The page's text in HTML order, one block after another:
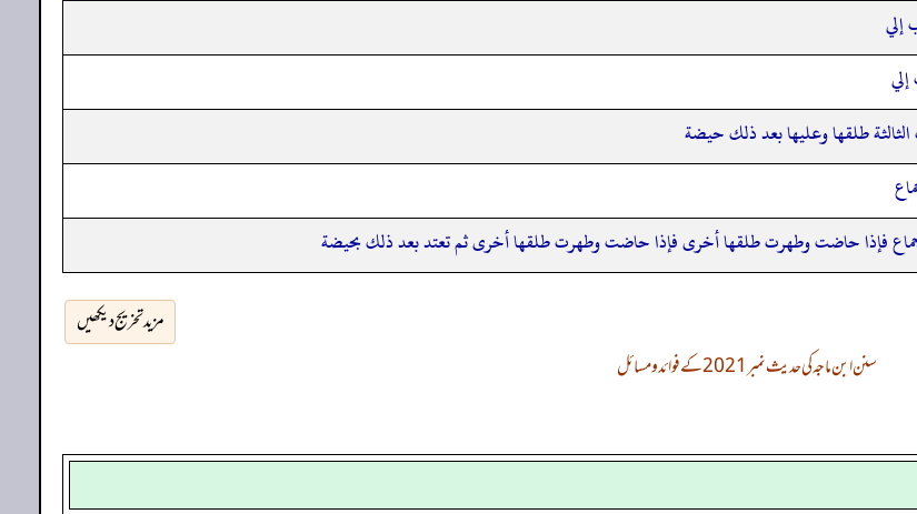
إلي
طلقها وعليها بعد ذلك حيضة
فإذا حاضت وطهرت طلقها أخرى فإذا حاضت وطهرت طلقها أخرى ثم تعتد بعد ذلك بحيضة
مزید تخریج دیکھیں
سنن ابن ماجہ کی حدیث نمبر 2021 کے فوائد و مسائل